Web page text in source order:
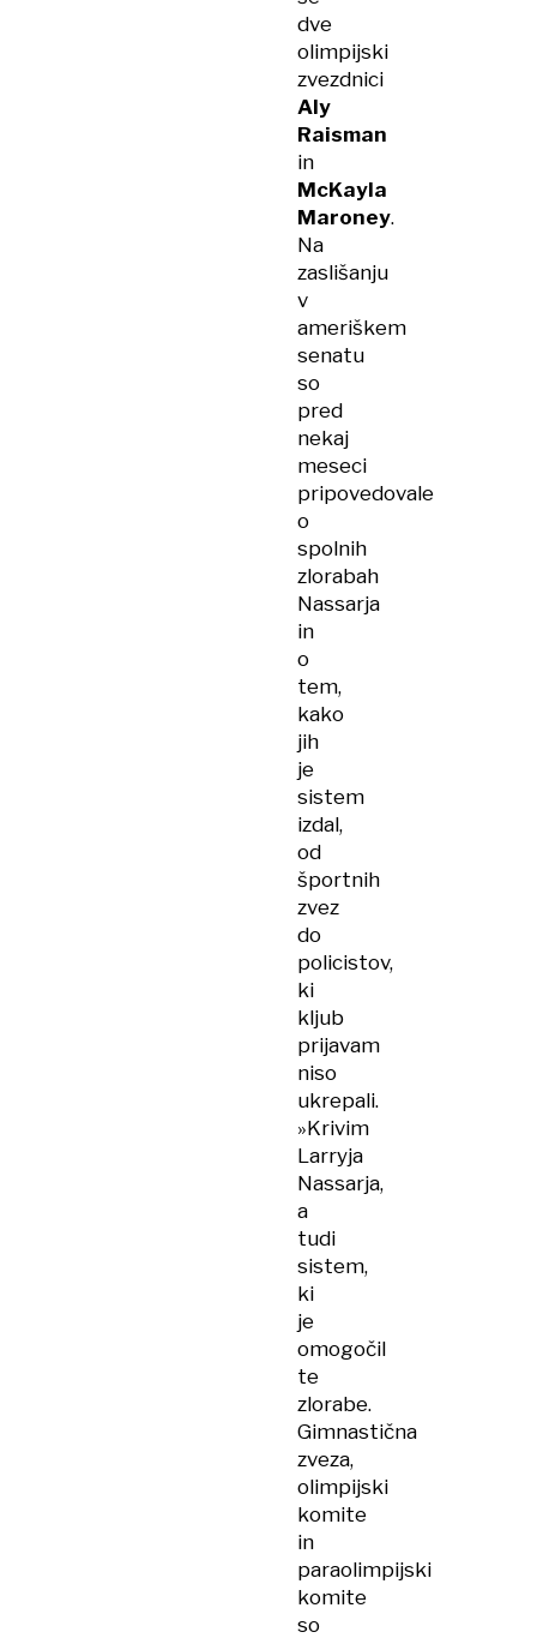
dve
olimpijski
zvezdnici
Aly
Raisman
in
McKayla
Maroney.
Na
zaslišanju
v
ameriškem
senatu
so
pred
nekaj
meseci
pripovedovale
o
spolnih
zlorabah
Nassarja
in
o
tem,
kako
jih
je
sistem
izdal,
od
športnih
zvez
do
policistov,
ki
kljub
prijavam
niso
ukrepali.
»Krivim
Larryja
Nassarja,
a
tudi
sistem,
ki
je
omogočil
te
zlorabe.
Gimnastična
zveza,
olimpijski
komite
in
paraolimpijski
komite
so